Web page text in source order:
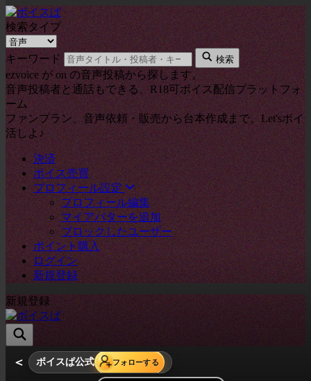
検索タイプ
キーワード 検索
ezvoice が on の音声投稿から探します。
音声投稿者と通話もできる、R18可ボイス配信プラットフォ
ーム
ファンプラン、音声依頼・販売から台本作成まで。Let'sボイ
活しよ♪
決済
ボイス売買
プロフィール設定
プロフィール編集
マイアバターを追加
ブロックしたユーザー
ポイント購入
ログイン
新規登録
新規登録
＜ ボイスぱ公式 フォローする